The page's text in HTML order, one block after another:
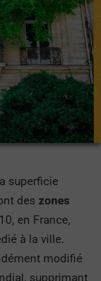
superficie
des zones
en France,
à la ville.
modifié
supprimant